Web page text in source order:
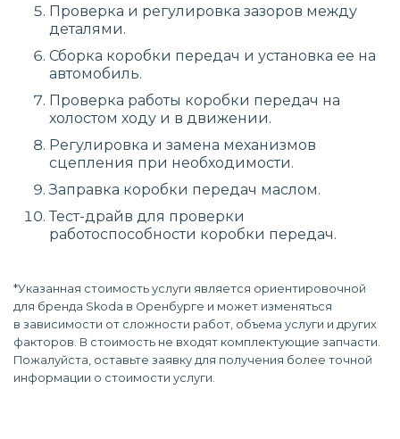
Проверка и регулировка зазоров между
деталями.
Сборка коробки передач и установка ее на
автомобиль.
Проверка работы коробки передач на
холостом ходу и в движении.
Регулировка и замена механизмов
сцепления при необходимости.
Заправка коробки передач маслом.
Тест-драйв для проверки
работоспособности коробки передач.
*Указанная стоимость услуги является ориентировочной
для бренда Skoda в Оренбурге и может изменяться
в зависимости от сложности работ, объема услуги и других
факторов. В стоимость не входят комплектующие запчасти.
Пожалуйста, оставьте заявку для получения более точной
информации о стоимости услуги.